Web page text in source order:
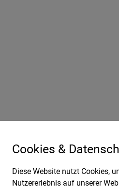
WIDERRUFSBELEHRUNG
IMPRESSUM
DATENSCHUTZ
Cookies &
Diese Website nutzt Cookies,
Nutzererlebnis auf unserer